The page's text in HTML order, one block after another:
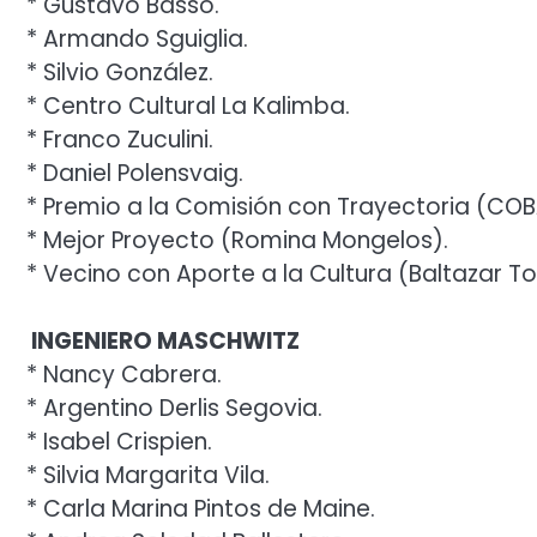
* Armando Sguiglia.
* Silvio González.
* Centro Cultural La Kalimba.
* Franco Zuculini.
* Daniel Polensvaig.
* Premio a la Comisión con Trayectoria
* Mejor Proyecto (Romina Mongelos).
* Vecino con Aporte a la Cultura (Baltazar
INGENIERO MASCHWITZ
* Nancy Cabrera.
* Argentino Derlis Segovia.
* Isabel Crispien.
* Silvia Margarita Vila.
* Carla Marina Pintos de Maine.